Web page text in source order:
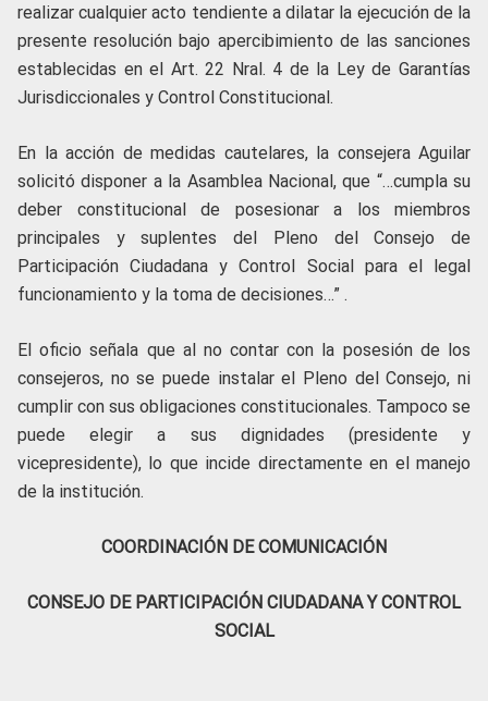
realizar cualquier acto tendiente a dilatar la ejecución de la
presente resolución bajo apercibimiento de las sanciones
establecidas en el Art. 22 Nral. 4 de la Ley de Garantías
Jurisdiccionales y Control Constitucional.
En la acción de medidas cautelares, la consejera Aguilar
solicitó disponer a la Asamblea Nacional, que “…cumpla su
deber constitucional de posesionar a los miembros
principales y suplentes del Pleno del Consejo de
Participación Ciudadana y Control Social para el legal
funcionamiento y la toma de decisiones…” .
El oficio señala que al no contar con la posesión de los
consejeros, no se puede instalar el Pleno del Consejo, ni
cumplir con sus obligaciones constitucionales. Tampoco se
puede elegir a sus dignidades (presidente y
vicepresidente), lo que incide directamente en el manejo
de la institución.
COORDINACIÓN DE COMUNICACIÓN
CONSEJO DE PARTICIPACIÓN CIUDADANA Y CONTROL
SOCIAL